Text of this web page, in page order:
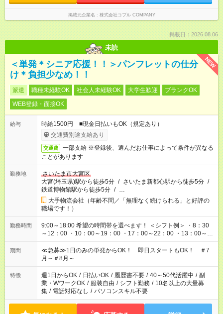
掲載元企業名 株式会社コブル COMPANY
掲載日：2026.08.06
未読
NEW
＜単発＊シニア応援！！＞パンフレットの仕分
け＊負担少なめ！！
派遣 職種未経験OK 社会人未経験OK 大学生歓迎
ブランクOK
WEB登録・面接OK
給与
時給1500円 ■現金日払いもOK（規定あり）
交通費別途支給あり
交通費
一部支給 ※登録後、選んだお仕事によって条件が異なる
ことがあります
勤務地
さいたま市大宮区
大宮(埼玉県)駅から徒歩5分 / さいたま新都心駅から徒歩5分 /
鉄道博物館駅から徒歩5分 / …
大手物流会社（年齢不問／「無理なく続けられる」と好評の
職場です！）
勤務時間
9:00～18:00 希望の時間帯を選べます！ ＜シフト例＞ ・8：30
～12：00 ・10：00～19：00 ・17：00～22：00 ・13：00～
22：00 ・22：00～翌6：00 など
期間
≪急募≫1日のみの単発からOK！ 即日スタートもOK！ ＃7
月～＃8月～
特徴 週1日からOK / 日払いOK / 履歴書不要 / 40～50代活躍中 / 副
業・WワークOK / 服装自由 / シフト勤務 / 10名以上の大量募
集 / 電話対応なし / パソコンスキル不要